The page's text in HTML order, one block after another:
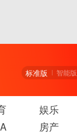
标准版 智能版
娱乐
房产